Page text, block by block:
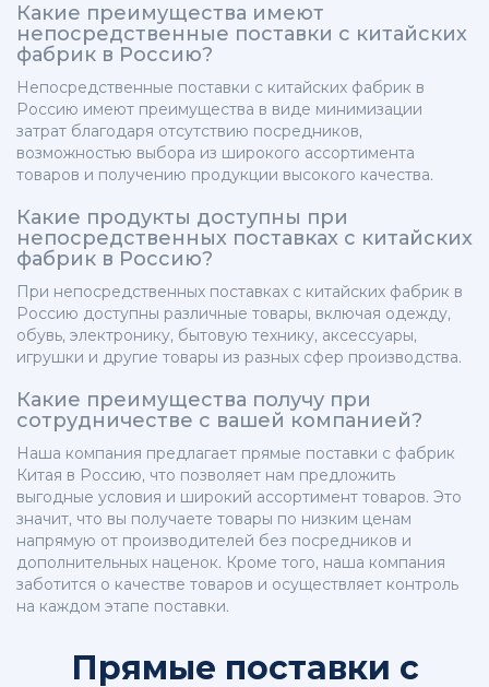
Какие преимущества имеют
непосредственные поставки с китайских
фабрик в Россию?
Непосредственные поставки с китайских фабрик в
Россию имеют преимущества в виде минимизации
затрат благодаря отсутствию посредников,
возможностью выбора из широкого ассортимента
товаров и получению продукции высокого качества.
Какие продукты доступны при
непосредственных поставках с китайских
фабрик в Россию?
При непосредственных поставках с китайских фабрик в
Россию доступны различные товары, включая одежду,
обувь, электронику, бытовую технику, аксессуары,
игрушки и другие товары из разных сфер производства.
Какие преимущества получу при
сотрудничестве с вашей компанией?
Наша компания предлагает прямые поставки с фабрик
Китая в Россию, что позволяет нам предложить
выгодные условия и широкий ассортимент товаров. Это
значит, что вы получаете товары по низким ценам
напрямую от производителей без посредников и
дополнительных наценок. Кроме того, наша компания
заботится о качестве товаров и осуществляет контроль
на каждом этапе поставки.
Прямые поставки с